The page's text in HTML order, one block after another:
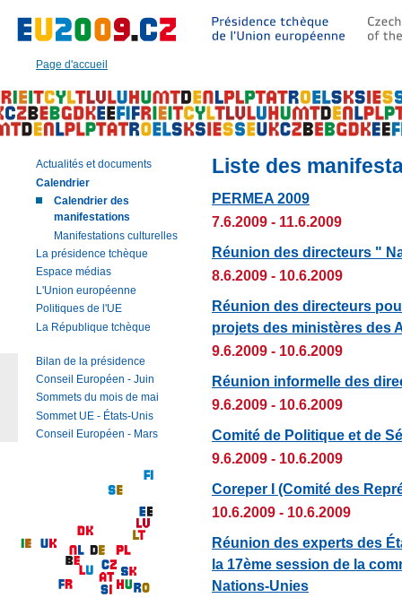
Page d'accueil
Texte
cette
page
|
Navigation
Recherche
Liste des
PERMEA 2009
7.6.2009 - 11.6.2009
Réunion des directeurs "
8.6.2009 - 10.6.2009
Réunion des directeurs
projets des ministères des
9.6.2009 - 10.6.2009
Réunion informelle des
9.6.2009 - 10.6.2009
Comité de Politique et de
9.6.2009 - 10.6.2009
Coreper I (Comité des
10.6.2009 - 10.6.2009
Réunion des experts des
la 17ème session de la
Nations-Unies
Actualités et documents
Calendrier
Calendrier des
manifestations
Manifestations culturelles
La présidence tchèque
Espace médias
L'Union européenne
Politiques de l'UE
La République tchèque
Bilan de la présidence
Conseil Européen - Juin
Sommets du mois de mai
Sommet UE - États-Unis
Conseil Européen - Mars